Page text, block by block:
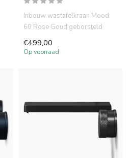
Inbouw wastafelkraan Mood
60 Rose Goud geborsteld
voll...
€499,00
Op voorraad